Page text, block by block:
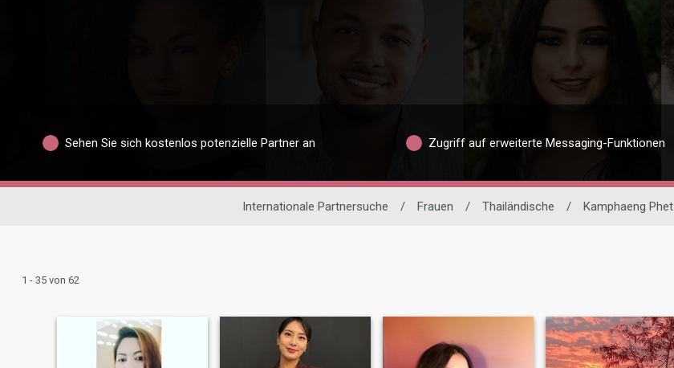
Sehen Sie sich kostenlos potenzielle Partner an Zugriff auf erweiterte Messaging-Funktionen
Internationale Partnersuche / Frauen / Thailändische / Kamphaeng Phet
1 - 35 von 62